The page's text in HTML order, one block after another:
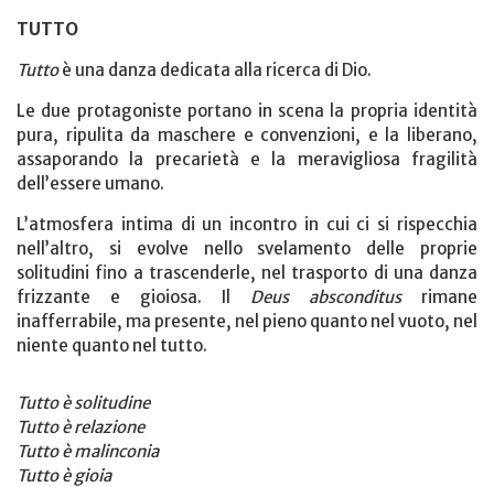
TUTTO
Tuttoè una danza dedicata alla ricerca di Dio.
Le due protagoniste portano in scena la propria identità
pura, ripulita da maschere e convenzioni, e la liberano,
assaporando la precarietà e la meravigliosa fragilità
dell’essere umano.
L’atmosfera intima di un incontro in cui ci si rispecchia
nell’altro, si evolve nello svelamento delle proprie
solitudini fino a trascenderle, nel trasporto di una danza
frizzante e gioiosa. Il Deus absconditusrimane
inafferrabile, ma presente, nel pieno quanto nel vuoto, nel
niente quanto nel tutto.
Tutto è solitudine
Tutto è relazione
Tutto è malinconia
Tutto è gioia